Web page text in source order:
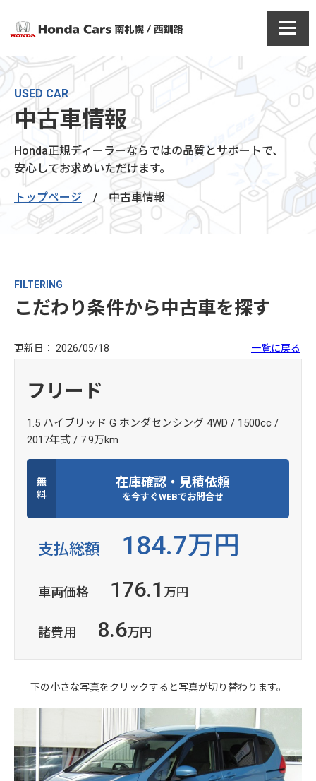
USED CAR
中古車情報
Honda正規ディーラーならではの品質とサポートで、
安心してお求めいただけます。
トップページ / 中古車情報
FILTERING
こだわり条件から中古車を探す
更新日： 2026/05/18 一覧に戻る
フリード
1.5 ハイブリッド G ホンダセンシング 4WD / 1500cc /
2017年式 / 7.9万km
無
料
在庫確認・見積依頼
を今すぐWEBでお問合せ
支払総額 184.7万円
車両価格 176.1 万円
諸費用 8.6万円
下の小さな写真をクリックすると写真が切り替わります。